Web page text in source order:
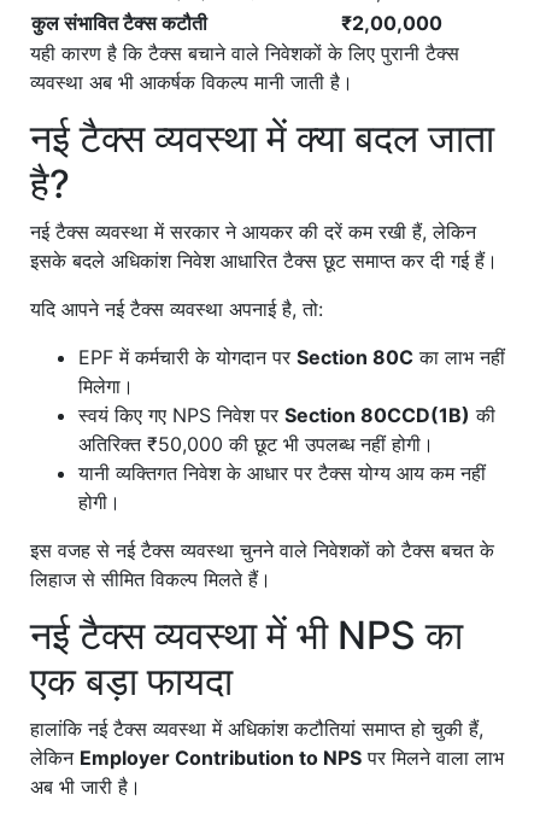
कुल संभावित टैक्स कटौती
₹2,00,000
यही कारण है कि टैक्स बचाने वाले निवेशकों के लिए पुरानी टैक्स
व्यवस्था अब भी आकर्षक विकल्प मानी जाती है।
नई टैक्स व्यवस्था में क्या बदल जाता
है?
नई टैक्स व्यवस्था में सरकार ने आयकर की दरें कम रखी हैं, लेकिन
इसके बदले अधिकांश निवेश आधारित टैक्स छूट समाप्त कर दी गई हैं।
यदि आपने नई टैक्स व्यवस्था अपनाई है, तो:
EPF में कर्मचारी के योगदान पर Section 80C का लाभ नहीं
मिलेगा।
स्वयं किए गए NPS निवेश पर Section 80CCD(1B) की
अतिरिक्त ₹50,000 की छूट भी उपलब्ध नहीं होगी।
यानी व्यक्तिगत निवेश के आधार पर टैक्स योग्य आय कम नहीं
होगी।
इस वजह से नई टैक्स व्यवस्था चुनने वाले निवेशकों को टैक्स बचत के
लिहाज से सीमित विकल्प मिलते हैं।
नई टैक्स व्यवस्था में भी NPS का
एक बड़ा फायदा
हालांकि नई टैक्स व्यवस्था में अधिकांश कटौतियां समाप्त हो चुकी हैं,
लेकिन Employer Contribution to NPS पर मिलने वाला लाभ
अब भी जारी है।